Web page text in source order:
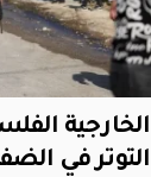
الخارجية
التوتر في